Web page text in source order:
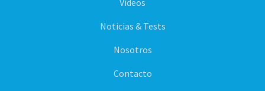
Videos
Noticias & Tests
Nosotros
Contacto